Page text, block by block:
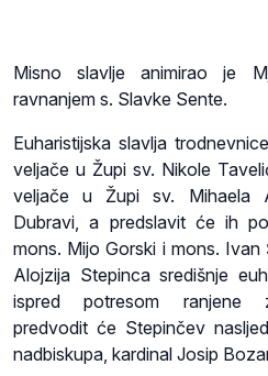
Misno slavlje animirao je
ravnanjem s. Slavke Sente.
Euharistijska slavlja
veljače u Župi sv. Nikole
veljače u Župi sv. Mihaela
Dubravi, a predslavit će ih
mons. Mijo Gorski i mons. Ivan
Alojzija Stepinca središnje
ispred potresom ranjene
predvodit će Stepinčev
nadbiskupa, kardinal Josip